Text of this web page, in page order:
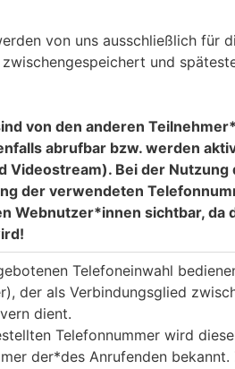
von uns ausschließlich für
und
von den anderen
abrufbar bzw. werden
Videostream). Bei der Nutzung
der verwendeten
Webnutzer*innen sichtbar, da
Telefoneinwahl
der als Verbindungsglied
dient.
Telefonnummer wird
der*des Anrufenden bekannt.